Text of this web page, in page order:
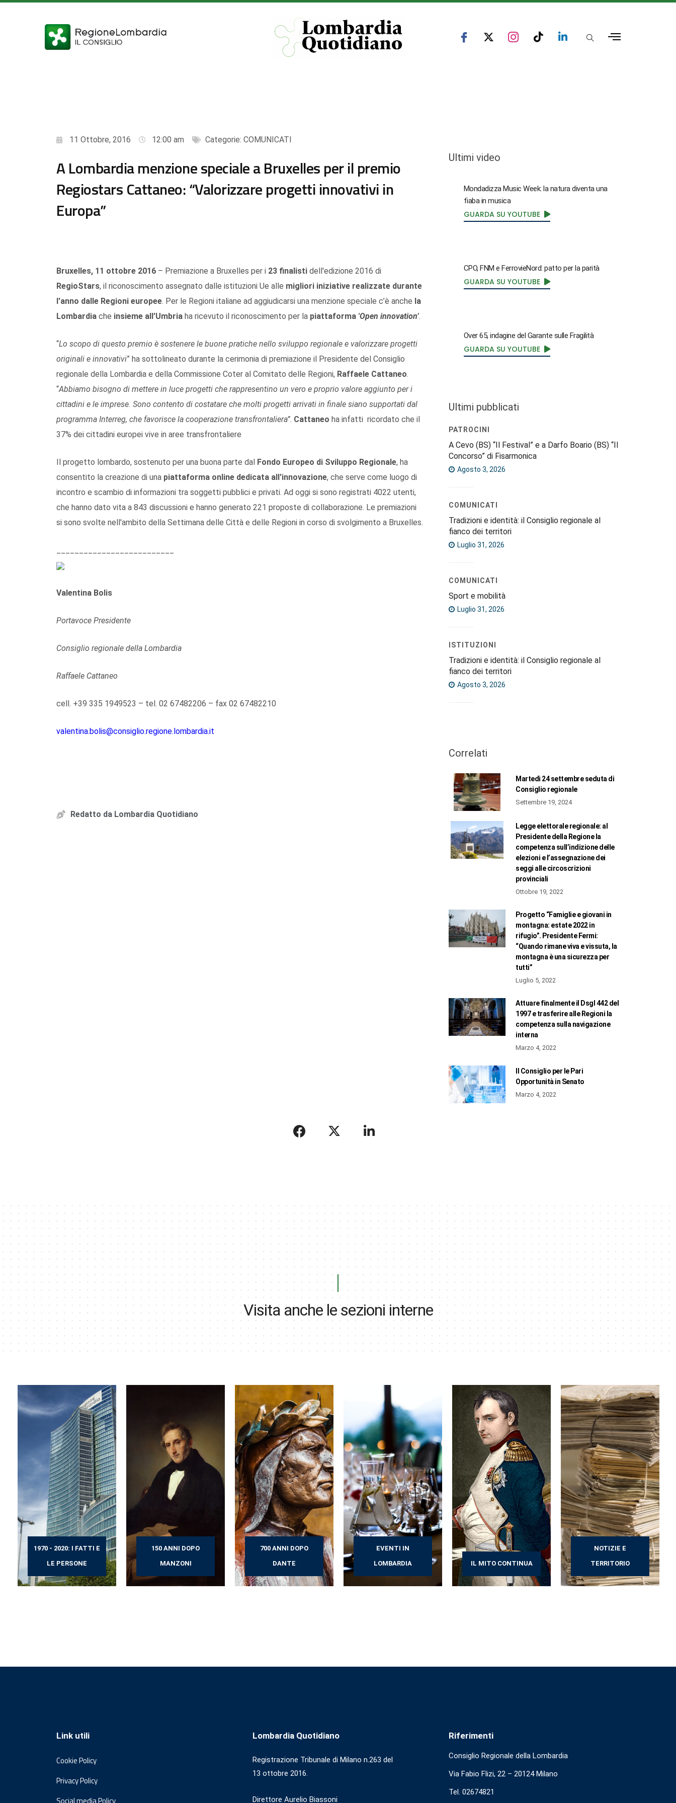
11 Ottobre, 2016 12:00 am Categorie: COMUNICATI
A Lombardia menzione speciale a Bruxelles per il premio
Regiostars Cattaneo: “Valorizzare progetti innovativi in
Europa”
Bruxelles, 11 ottobre 2016 – Premiazione a Bruxelles per i 23 finalisti dell'edizione 2016 di
RegioStars, il riconoscimento assegnato dalle istituzioni Ue alle migliori iniziative realizzate durante
l'anno dalle Regioni europee. Per le Regioni italiane ad aggiudicarsi una menzione speciale c’è anche la
Lombardia che insieme all’Umbria ha ricevuto il riconoscimento per la piattaforma 'Open innovation’.
“Lo scopo di questo premio è sostenere le buone pratiche nello sviluppo regionale e valorizzare progetti
originali e innovativi” ha sottolineato durante la cerimonia di premiazione il Presidente del Consiglio
regionale della Lombardia e della Commissione Coter al Comitato delle Regioni, Raffaele Cattaneo.
“Abbiamo bisogno di mettere in luce progetti che rappresentino un vero e proprio valore aggiunto per i
cittadini e le imprese. Sono contento di costatare che molti progetti arrivati in finale siano supportati dal
programma Interreg, che favorisce la cooperazione transfrontaliera”. Cattaneo ha infatti ricordato che il
37% dei cittadini europei vive in aree transfrontaliere
Il progetto lombardo, sostenuto per una buona parte dal Fondo Europeo di Sviluppo Regionale, ha
consentito la creazione di una piattaforma online dedicata all'innovazione, che serve come luogo di
incontro e scambio di informazioni tra soggetti pubblici e privati. Ad oggi si sono registrati 4022 utenti,
che hanno dato vita a 843 discussioni e hanno generato 221 proposte di collaborazione. Le premiazioni
si sono svolte nell'ambito della Settimana delle Città e delle Regioni in corso di svolgimento a Bruxelles.
Valentina Bolis
Portavoce Presidente
Consiglio regionale della Lombardia
Raffaele Cattaneo
cell. +39 335 1949523 – tel. 02 67482206 – fax 02 67482210
valentina.bolis@consiglio.regione.lombardia.it
Redatto da Lombardia Quotidiano
Ultimi video
Mondadizza Music Week: la natura diventa una
fiaba in musica
GUARDA SU YOUTUBE
CPO, FNM e FerrovieNord: patto per la parità
GUARDA SU YOUTUBE
Over 65, indagine del Garante sulle Fragilità
GUARDA SU YOUTUBE
Ultimi pubblicati
PATROCINI
A Cevo (BS) “Il Festival” e a Darfo Boario (BS) “Il
Concorso” di Fisarmonica
Agosto 3, 2026
COMUNICATI
Tradizioni e identità: il Consiglio regionale al
fianco dei territori
Luglio 31, 2026
COMUNICATI
Sport e mobilità
Luglio 31, 2026
ISTITUZIONI
Tradizioni e identità: il Consiglio regionale al
fianco dei territori
Agosto 3, 2026
Correlati
Martedì 24 settembre seduta di
Consiglio regionale
Settembre 19, 2024
Legge elettorale regionale: al
Presidente della Regione la
competenza sull’indizione delle
elezioni e l’assegnazione dei
seggi alle circoscrizioni
provinciali
Ottobre 19, 2022
Progetto “Famiglie e giovani in
montagna: estate 2022 in
rifugio”. Presidente Fermi:
“Quando rimane viva e vissuta, la
montagna è una sicurezza per
tutti”
Luglio 5, 2022
Attuare finalmente il Dsgl 442 del
1997 e trasferire alle Regioni la
competenza sulla navigazione
interna
Marzo 4, 2022
Il Consiglio per le Pari
Opportunità in Senato
Marzo 4, 2022
Visita anche le sezioni interne
1970 - 2020: I FATTI E
LE PERSONE
150 ANNI DOPO
MANZONI
700 ANNI DOPO
DANTE
EVENTI IN
LOMBARDIA
IL MITO CONTINUA
NOTIZIE E
TERRITORIO
Link utili
Cookie Policy
Privacy Policy
Lombardia Quotidiano
Registrazione Tribunale di Milano n.263 del
13 ottobre 2016.
Direttore Aurelio Biassoni
Riferimenti
Consiglio Regionale della Lombardia
Via Fabio Flizi, 22 – 20124 Milano
Tel. 02674821